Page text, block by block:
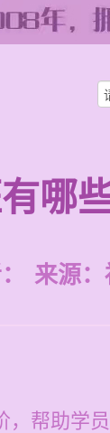
哪
来源：
帮助学